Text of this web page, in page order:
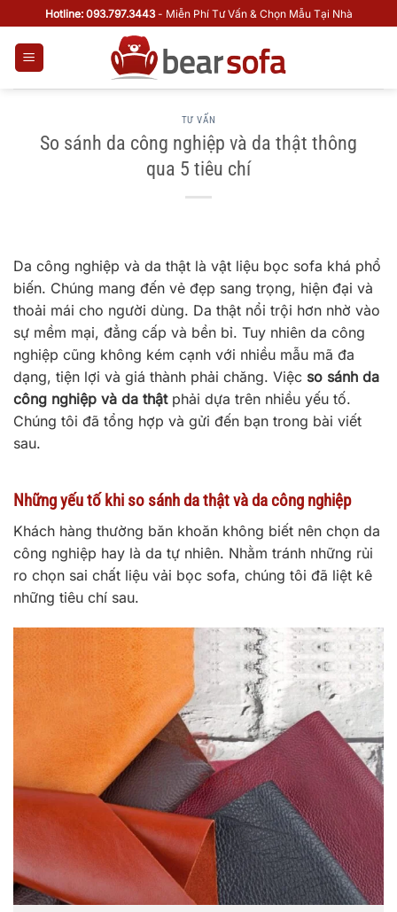
qua
dung
Hotline: 093.797.3443- Miễn Phí Tư Vấn & Chọn Mẫu Tại Nhà
TƯ VẤN
So sánh da công nghiệp và da thật thông
qua 5 tiêu chí
Da công nghiệp và da thật là vật liệu bọc sofa khá phổ
biến. Chúng mang đến vẻ đẹp sang trọng, hiện đại và
thoải mái cho người dùng. Da thật nổi trội hơn nhờ vào
sự mềm mại, đẳng cấp và bền bỉ. Tuy nhiên da công
nghiệp cũng không kém cạnh với nhiều mẫu mã đa
dạng, tiện lợi và giá thành phải chăng. Việc so sánh da
công nghiệp và da thậtphải dựa trên nhiều yếu tố.
Chúng tôi đã tổng hợp và gửi đến bạn trong bài viết
sau.
Những yếu tố khi so sánh da thật và da công nghiệp
Khách hàng thường băn khoăn không biết nên chọn da
công nghiệp hay là da tự nhiên. Nhằm tránh những rủi
ro chọn sai chất liệu vải bọc sofa, chúng tôi đã liệt kê
những tiêu chí sau.